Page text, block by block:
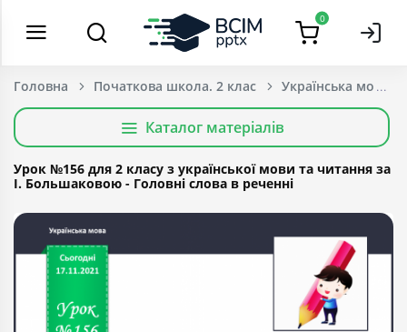
0
Головна Початкова школа. 2 клас Українська мова
Каталог матеріалів
Урок №156 для 2 класу з української мови та читання за
І. Большаковою - Головні слова в реченні